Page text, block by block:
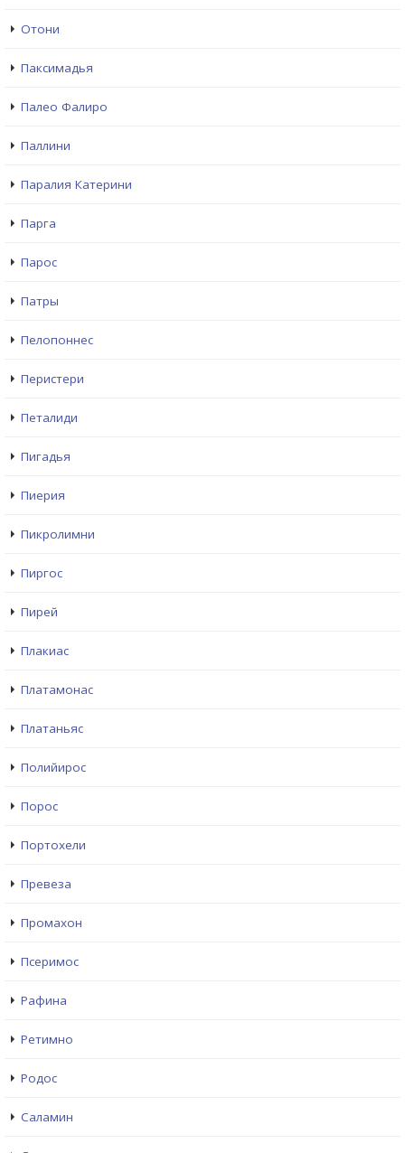
Отони
Паксимадья
Палео Фалиро
Паллини
Паралия Катерини
Парга
Парос
Патры
Пелопоннес
Перистери
Петалиди
Пигадья
Пиерия
Пикролимни
Пиргос
Пирей
Плакиас
Платамонас
Платаньяс
Полийирос
Порос
Портохели
Превеза
Промахон
Псеримос
Рафина
Ретимно
Родос
Саламин